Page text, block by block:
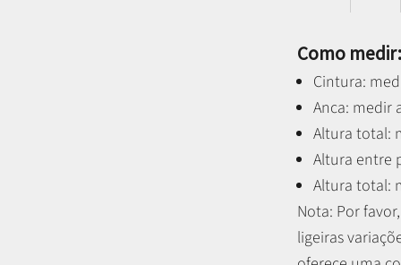
Como
Cintura:
Anca: medir
Altura total:
Altura entre
Altura total:
Nota: Por
ligeiras